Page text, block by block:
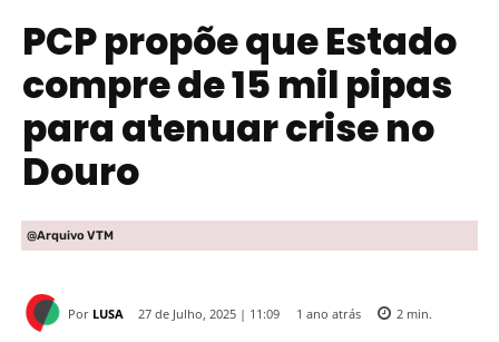
PCP propõe que Estado
compre de 15 mil pipas
para atenuar crise no
Douro
@Arquivo VTM
Por LUSA 27 de Julho, 2025 | 11:09 1 ano atrás 2 min.